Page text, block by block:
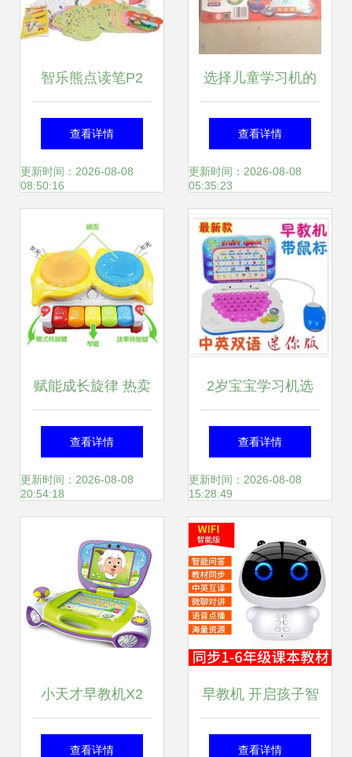
智乐熊点读笔P2
开启孩子知识花园
的智慧钥匙
查看详情
更新时间：2026-08-08
08:50:16
选择儿童学习机的
关键 功能、价格与
品牌信任
查看详情
更新时间：2026-08-08
05:35:23
赋能成长旋律 热卖
多功能讲故事电子
琴音乐发光手拍鼓
查看详情
更新时间：2026-08-08
20:54:18
2岁宝宝学习机选
购指南 早教机产品
参考信息
查看详情
更新时间：2026-08-08
15:28:49
小天才早教机X2
点亮孩子的智慧童
查看详情
早教机 开启孩子智
慧之门的魔法盒子
查看详情